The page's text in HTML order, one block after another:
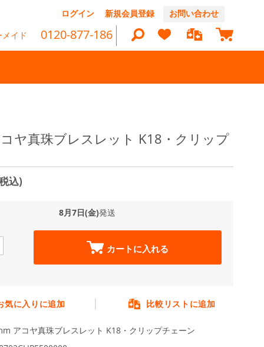
テ
ン
ツ
ログイン 新規会員登録
お問い合わせ
イド
0120-877-186 マイカ
ヤ真珠ブレスレット K18・クリップ
込)
8月7日(金)発送
カートに入れる
気に入りに追加 比較リストに追加
アコヤ真珠ブレスレット K18・クリップチェーン